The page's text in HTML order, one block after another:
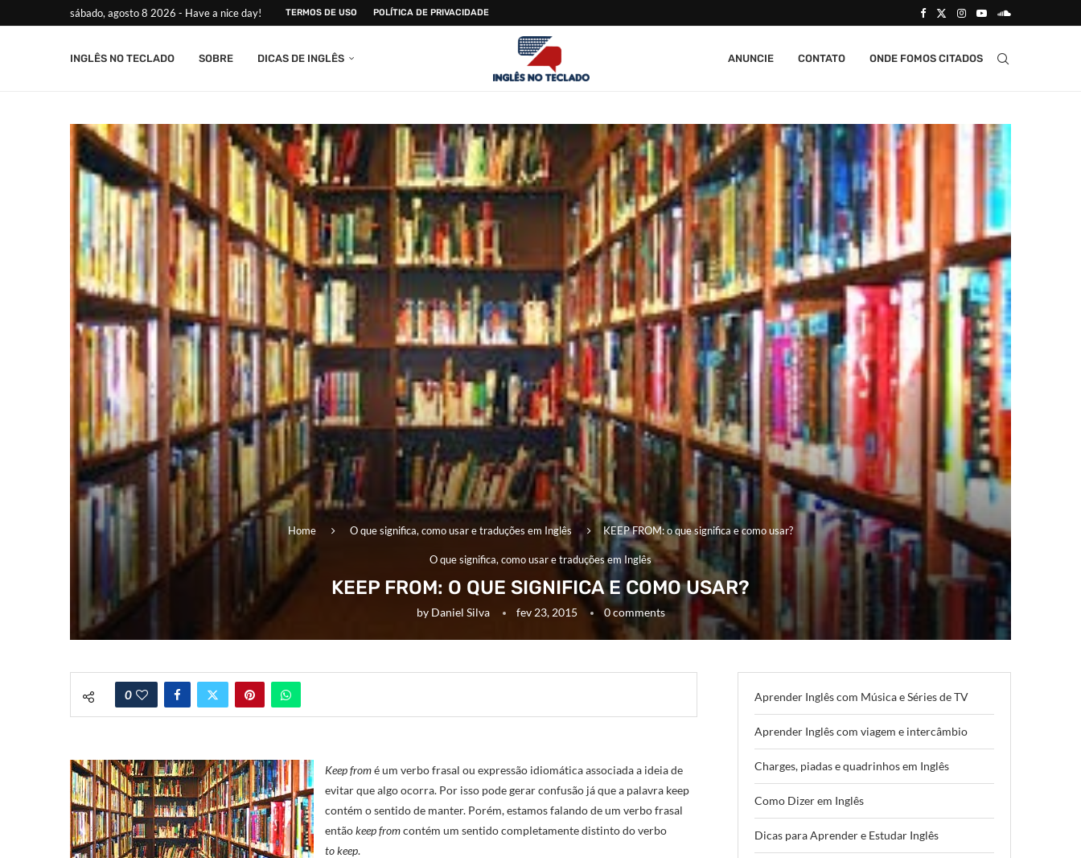
sábado, agosto 8 2026 - Have a nice day! TERMOS DE USO POLÍTICA DE PRIVACIDADE
INGLÊS NO TECLADO SOBRE DICAS DE INGLÊS ANUNCIE CONTATO ONDE FOMOS CITADOS
Home O que significa, como usar e traduções em Inglês KEEP FROM: o que significa e como usar?
O que significa, como usar e traduções em Inglês
KEEP FROM: O QUE SIGNIFICA E COMO USAR?
by Daniel Silva fev 23, 2015 0 comments
0
Keep fromé um verbo frasal ou expressão idiomática associada a ideia de
evitar que algo ocorra. Por isso pode gerar confusão já que a palavra keep
contém o sentido de manter. Porém, estamos falando de um verbo frasal
entãokeep fromcontém um sentido completamente distinto do verbo
tokeep.
Aprender Inglês com Música e Séries de TV
Aprender Inglês com viagem e intercâmbio
Charges, piadas e quadrinhos em Inglês
Como Dizer em Inglês
Dicas para Aprender e Estudar Inglês